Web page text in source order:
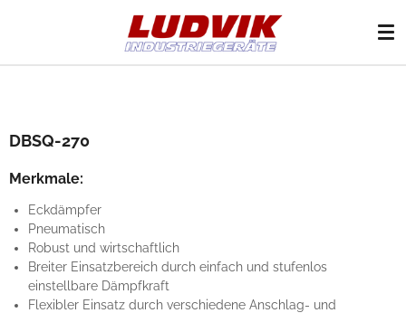
DBSQ-270
Merkmale:
Eckdämpfer
Pneumatisch
Robust und wirtschaftlich
Breiter Einsatzbereich durch einfach und stufenlos
einstellbare Dämpfkraft
Flexibler Einsatz durch verschiedene Anschlag- und